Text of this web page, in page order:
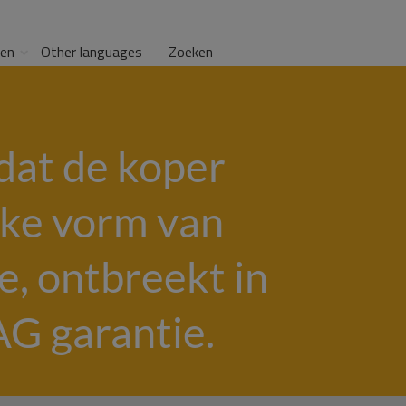
Other languages Zoeken
de koper
vorm van
ontbreekt in
garantie.